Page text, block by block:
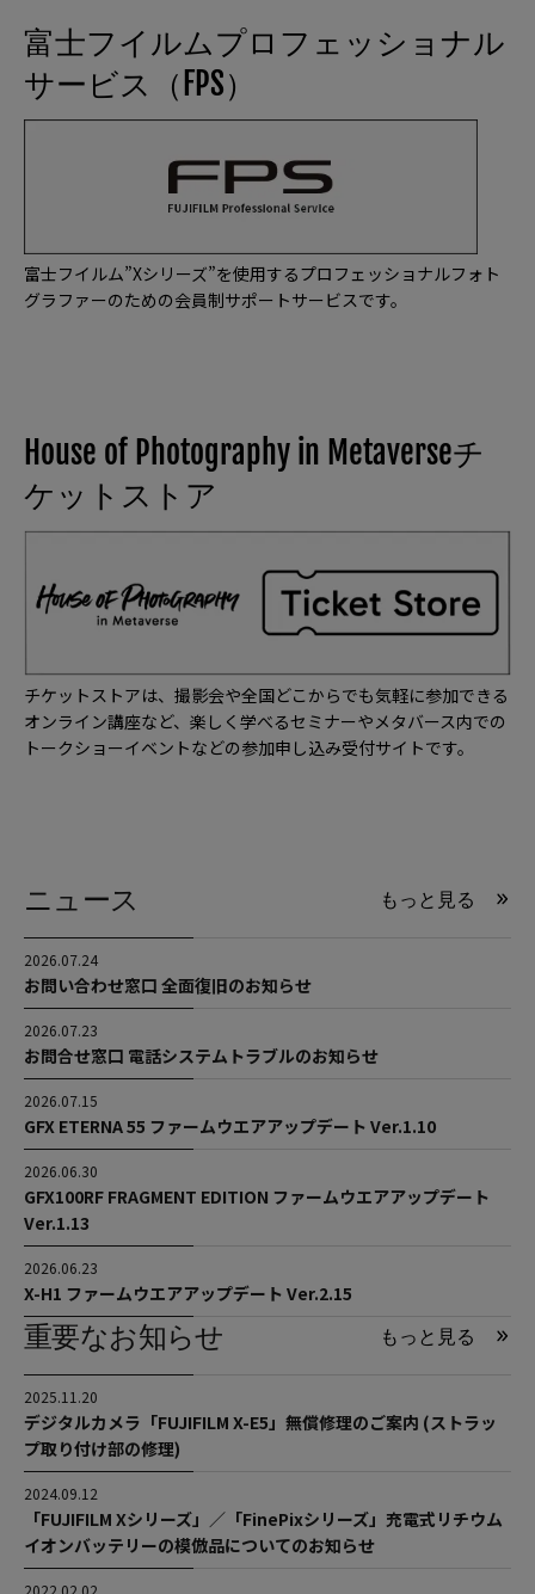
富士フイルムプロフェッショナル
サービス（FPS）
富士フイルム”Xシリーズ”を使用するプロフェッショナルフォト
グラファーのための会員制サポートサービスです。
House of Photography in Metaverseチ
ケットストア
チケットストアは、撮影会や全国どこからでも気軽に参加できる
オンライン講座など、楽しく学べるセミナーやメタバース内での
トークショーイベントなどの参加申し込み受付サイトです。
ニュース もっと見る
2026.07.24
お問い合わせ窓口 全面復旧のお知らせ
2026.07.23
お問合せ窓口 電話システムトラブルのお知らせ
2026.07.15
GFX ETERNA 55 ファームウエアアップデート Ver.1.10
2026.06.30
GFX100RF FRAGMENT EDITION ファームウエアアップデート
Ver.1.13
2026.06.23
X-H1 ファームウエアアップデート Ver.2.15
重要なお知らせ もっと見る
2025.11.20
デジタルカメラ「FUJIFILM X-E5」無償修理のご案内 (ストラッ
プ取り付け部の修理)
2024.09.12
「FUJIFILM Xシリーズ」／「FinePixシリーズ」充電式リチウム
イオンバッテリーの模倣品についてのお知らせ
2022.02.02